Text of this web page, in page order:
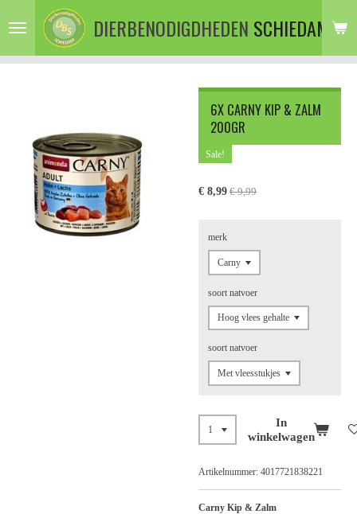
direct
de
DIERBENODIGDHEDEN SCHIEDAM
6X CARNY KIP & ZALM
200GR
Sale!
€ 8,99 € 9,99
merk
soort natvoer
soort natvoer
In
winkelwagen
Artikelnummer: 4017721838221
Carny Kip & Zalm